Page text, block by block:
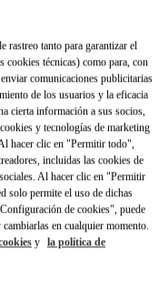
LINK OPENS IN
in New Tab
rastreo tanto para garantizar el
cookies técnicas) como para, con
comunicaciones publicitarias
de los usuarios y la eficacia
cierta información a sus socios,
y tecnologías de marketing
hacer clic en "Permitir todo",
incluidas las cookies de
Al hacer clic en "Permitir
solo permite el uso de dichas
de cookies", puede
en cualquier momento.
y la política de